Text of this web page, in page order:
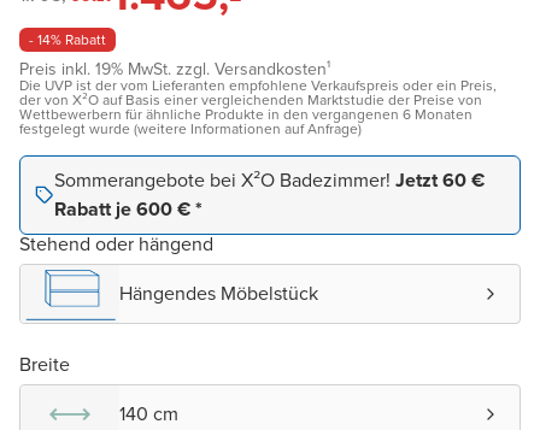
- 14% Rabatt
Preis inkl. 19% MwSt. zzgl. Versandkosten¹
Die UVP ist der vom Lieferanten empfohlene Verkaufspreis oder ein Preis,
der von X²O auf Basis einer vergleichenden Marktstudie der Preise von
Wettbewerbern für ähnliche Produkte in den vergangenen 6 Monaten
festgelegt wurde (weitere Informationen auf Anfrage)
Sommerangebote bei X²O Badezimmer! Jetzt 60 €
Rabatt je 600 € *
Stehend oder hängend
Hängendes Möbelstück
Breite
140 cm